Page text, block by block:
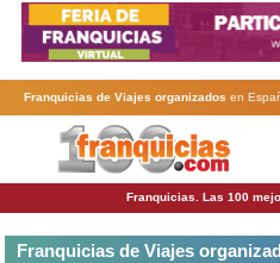
Franquicias de Viajes organizados en
franquicias de Viajes organizados . Abre tu
Franquicias. Las 100
Franquicias de Viajes